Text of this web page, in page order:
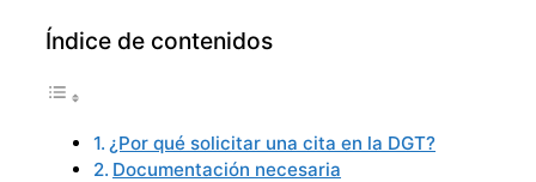
Índice de contenidos
¿Por qué solicitar una cita en la DGT?
Documentación necesaria